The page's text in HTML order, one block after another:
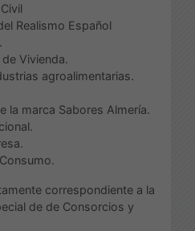
Realismo Español
Vivienda.
agroalimentarias.
la marca Sabores Almería.
correspondiente a la
de de Consorcios y